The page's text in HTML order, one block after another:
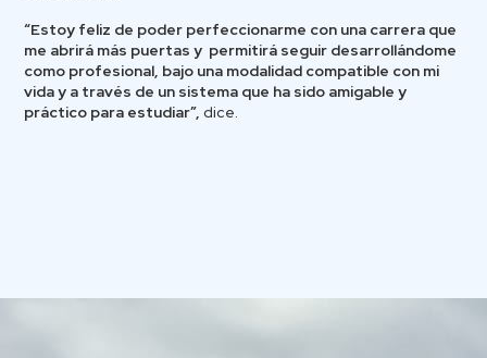
“Estoy feliz de poder perfeccionarme con una carrera que
me abrirá más puertas y permitirá seguir desarrollándome
como profesional, bajo una modalidad compatible con mi
vida y a través de un sistema que ha sido amigable y
práctico para estudiar”, dice.